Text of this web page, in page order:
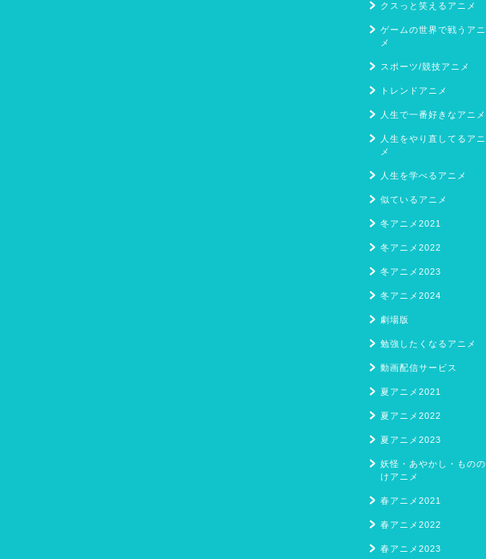
クスっと笑えるアニメ
ゲームの世界で戦うアニ
メ
スポーツ/競技アニメ
トレンドアニメ
人生で一番好きなアニメ
人生をやり直してるアニ
メ
人生を学べるアニメ
似ているアニメ
冬アニメ2021
冬アニメ2022
冬アニメ2023
冬アニメ2024
劇場版
勉強したくなるアニメ
動画配信サービス
夏アニメ2021
夏アニメ2022
夏アニメ2023
妖怪・あやかし・ものの
けアニメ
春アニメ2021
春アニメ2022
春アニメ2023